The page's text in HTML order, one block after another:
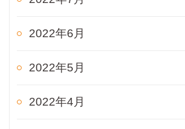
2022年6月
2022年5月
2022年4月